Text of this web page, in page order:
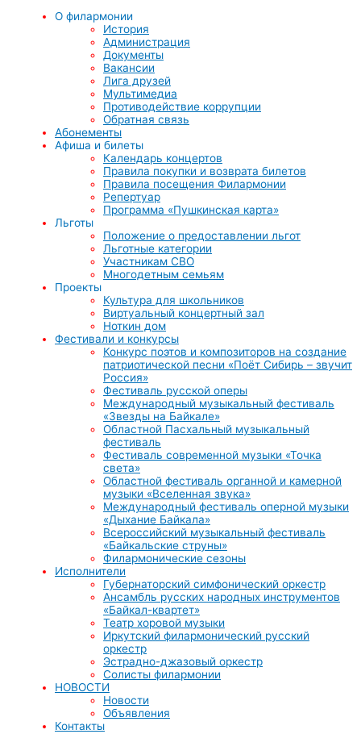
О филармонии
История
Администрация
Документы
Вакансии
Лига друзей
Мультимедиа
Противодействие коррупции
Обратная связь
Абонементы
Афиша и билеты
Календарь концертов
Правила покупки и возврата билетов
Правила посещения Филармонии
Репертуар
Программа «Пушкинская карта»
Льготы
Положение о предоставлении льгот
Льготные категории
Участникам СВО
Многодетным семьям
Проекты
Культура для школьников
Виртуальный концертный зал
Ноткин дом
Фестивали и конкурсы
Конкурс поэтов и композиторов на создание
патриотической песни «Поёт Сибирь – звучит
Россия»
Фестиваль русской оперы
Международный музыкальный фестиваль
«Звезды на Байкале»
Областной Пасхальный музыкальный
фестиваль
Фестиваль современной музыки «Точка
света»
Областной фестиваль органной и камерной
музыки «Вселенная звука»
Международный фестиваль оперной музыки
«Дыхание Байкала»
Всероссийский музыкальный фестиваль
«Байкальские струны»
Филармонические сезоны
Исполнители
Губернаторский симфонический оркестр
Ансамбль русских народных инструментов
«Байкал-квартет»
Театр хоровой музыки
Иркутский филармонический русский
оркестр
Эстрадно-джазовый оркестр
Солисты филармонии
НОВОСТИ
Новости
Объявления
Контакты